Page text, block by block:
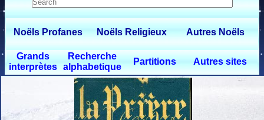
Noëls Profanes Noëls Religieux Autres Noëls
Grands
interprètes
Recherche
alphabetique
Partitions Autres sites